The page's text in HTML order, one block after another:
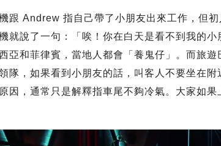
跟 Andrew 指自己帶了小朋友出來工作，但
就說了一句：「唉！你在白天是看不到我的
亞和菲律賓，當地人都會「養鬼仔」。而旅
隊，如果看到小朋友的話，叫客人不要坐在
因，通常只是解釋指車尾不夠冷氣。大家如